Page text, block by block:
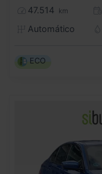
47.514 km
Automático
ECO